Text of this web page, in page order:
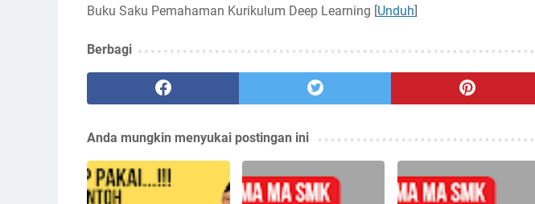
Buku Saku Pemahaman Kurikulum Deep Learning [Unduh]
Berbagi
Anda mungkin menyukai postingan ini